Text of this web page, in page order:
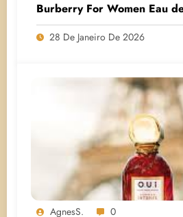
Burberry For Women Eau
28 De Janeiro De 2026
AgnesS. 0